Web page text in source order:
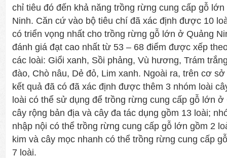
chỉ tiêu đó đến khả năng trồng rừng cung cấp gỗ
Ninh. Căn cứ vào bộ tiêu chí đã xác định được 10
có triển vọng nhất cho trồng rừng gỗ lớn ở Quảng
đánh giá đạt cao nhất từ 53 – 68 điểm được xếp
các loài: Giổi xanh, Sồi phảng, Vù hương, Trám
đào, Chò nâu, Dẻ đỏ, Lim xanh. Ngoài ra, trên cơ
kết quả đã có đã xác định được thêm 3 nhóm loài
loài có thể sử dụng để trồng rừng cung cấp gỗ lớn ở
cây rộng bản địa và cây đa tác dụng gồm 13 loài;
nhập nội có thể trồng rừng cung cấp gỗ lớn gồm 2
kim và cây mọc nhanh có thể trồng rừng cung cấp
7 loài.